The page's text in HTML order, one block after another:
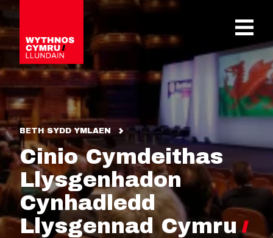
OPEN
BETH SYDD YMLAEN
Cinio Cymdeithas
Llysgenhadon
Cynhadledd
Llysgennad Cymru